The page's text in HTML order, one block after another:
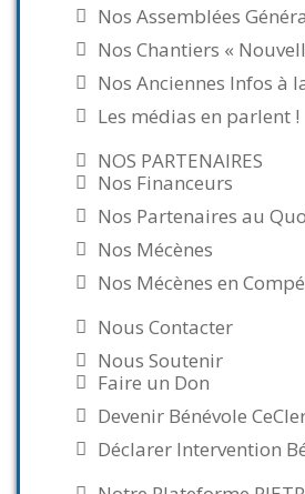
Nos Assemblées
Nos Chantiers «
Nos Anciennes Infos à
Les médias en parlent !
NOS PARTENAIRES
Nos Financeurs
Nos Partenaires au
Nos Mécènes
Nos Mécènes en
Nous Contacter
Nous Soutenir
Faire un Don
Devenir Bénévole
Déclarer Intervention